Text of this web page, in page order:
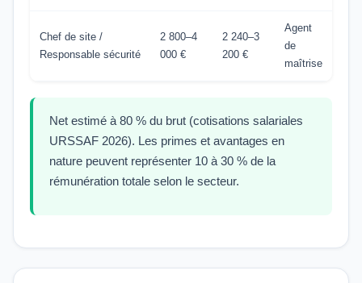
Chef de site /
Responsable sécurité
2 800–4
000 €
2 240–3
200 €
Agent
de
maîtrise
Net estimé à 80 % du brut (cotisations salariales
URSSAF 2026). Les primes et avantages en
nature peuvent représenter 10 à 30 % de la
rémunération totale selon le secteur.